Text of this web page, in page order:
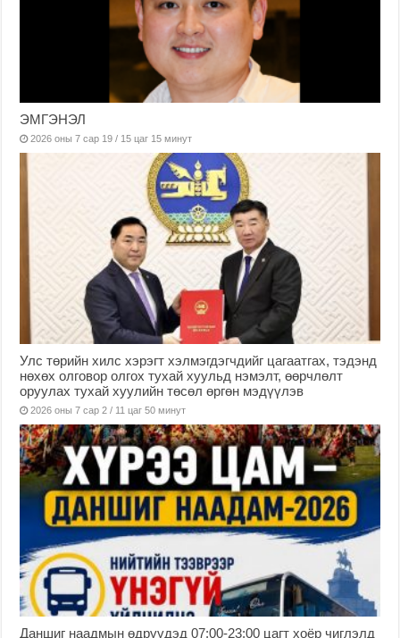
ЭМГЭНЭЛ
2026 оны 7 сар 19 / 15 цаг 15 минут
Улс төрийн хилс хэрэгт хэлмэгдэгчдийг цагаатгах, тэдэнд
нөхөх олговор олгох тухай хуульд нэмэлт, өөрчлөлт
оруулах тухай хуулийн төсөл өргөн мэдүүлэв
2026 оны 7 сар 2 / 11 цаг 50 минут
Даншиг наадмын өдрүүдэд 07:00-23:00 цагт хоёр чиглэлд